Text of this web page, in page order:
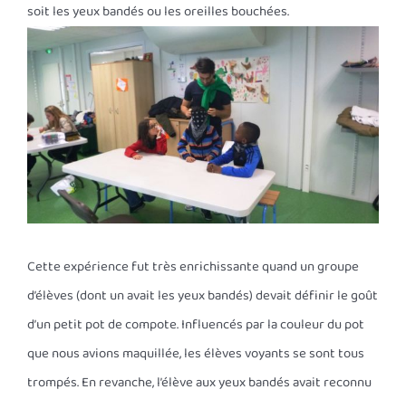
soit les yeux bandés ou les oreilles bouchées.
Cette expérience fut très enrichissante quand un groupe
d’élèves (dont un avait les yeux bandés) devait définir le goût
d’un petit pot de compote. Influencés par la couleur du pot
que nous avions maquillée, les élèves voyants se sont tous
trompés. En revanche, l’élève aux yeux bandés avait reconnu